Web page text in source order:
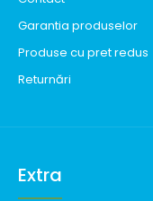
Garantia produselor
Produse cu pret redus
Returnări
Extra